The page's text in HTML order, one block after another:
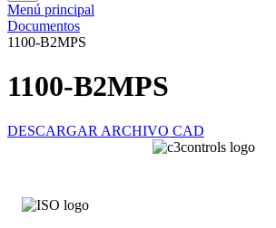
Menú principal
Documentos
1100-B2MPS
1100-B2MPS
DESCARGAR ARCHIVO CAD